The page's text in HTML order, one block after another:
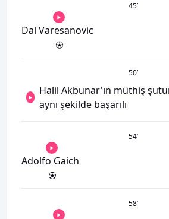
45’
Dal Varesanovic
50’
Halil Akbunar'ın müthiş
aynı şekilde başarılı
54’
Adolfo Gaich
58’